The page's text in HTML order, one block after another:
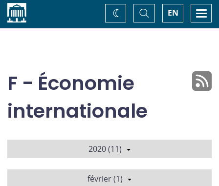
Accueil EN
Basculer
la
recherche
Changez
de
F - Économie
internationale
2020 (11)
février (1)